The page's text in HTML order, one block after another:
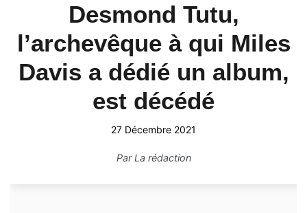
Desmond Tutu,
l’archevêque à qui Miles
Davis a dédié un album,
est décédé
27 Décembre 2021
ParLa rédaction